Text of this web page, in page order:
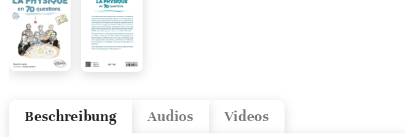
Videos
Audios
Beschreibung